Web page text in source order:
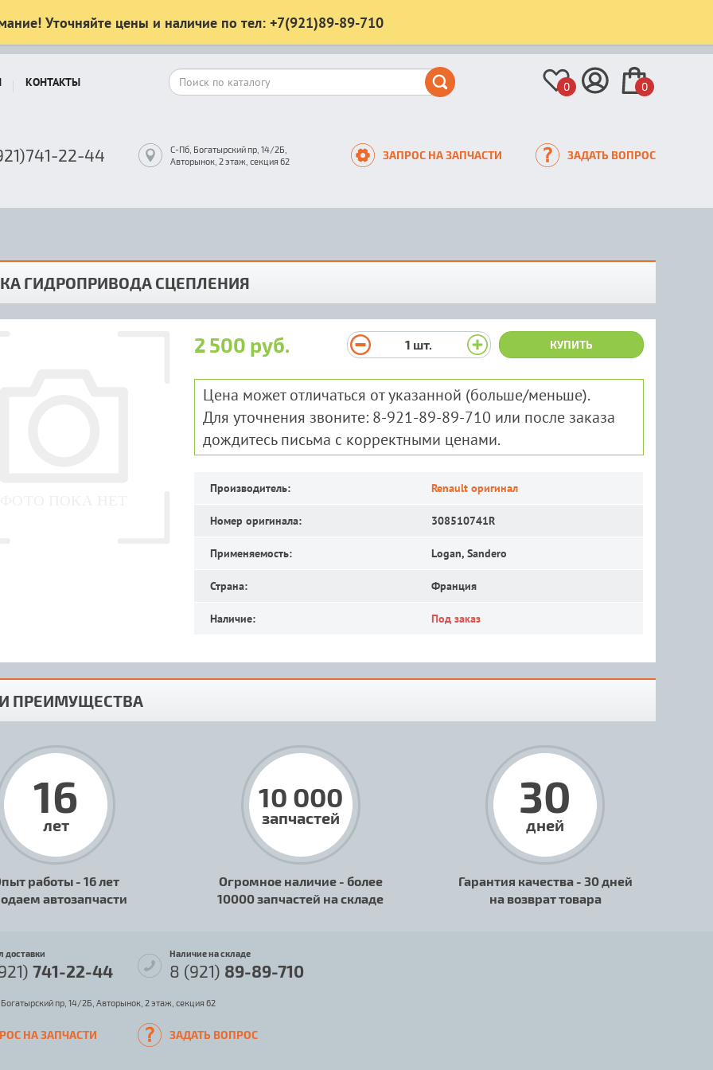
Уточняйте цены и наличие по тел: +7(921)89-89-710
КОНТАКТЫ 0 0
22-44
С-Пб, Богатырский пр, 14/2Б,
Авторынок, 2 этаж, секция 62
ЗАПРОС НА ЗАПЧАСТИ ЗАДАТЬ ВОПРОС
ГИДРОПРИВОДА СЦЕПЛЕНИЯ
2 500 руб. 1 шт. КУПИТЬ
Цена может отличаться от указанной (больше/меньше).
Для уточнения звоните: 8-921-89-89-710 или после заказа
дождитесь письма с корректными ценами.
Производитель: Renault оригинал
Номер оригинала: 308510741R
Применяемость: Logan, Sandero
Страна: Франция
Наличие: Под заказ
ПРЕИМУЩЕСТВА
16
лет
работы - 16 лет
автозапчасти
10 000
запчастей
Огромное наличие - более
10000 запчастей на складе
30
дней
Гарантия качества - 30 дней
на возврат товара
доставки
741-22-44
Наличие на складе
8 (921) 89-89-710
пр, 14/2Б, Авторынок, 2 этаж, секция 62
НА ЗАПЧАСТИ ЗАДАТЬ ВОПРОС